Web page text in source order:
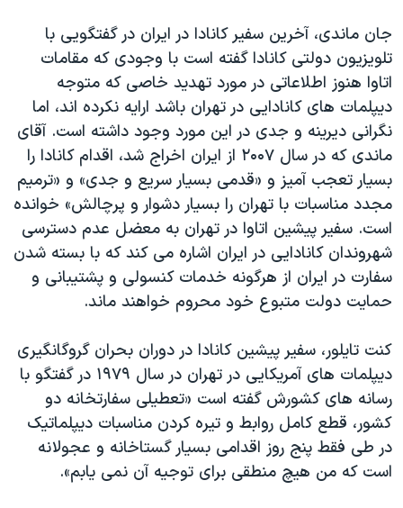
جان ماندی، آخرین سفیر کانادا در ایران در گفتگویی با
تلویزیون دولتی کانادا گفته است با وجودی که مقامات
اتاوا هنوز اطلاعاتی در مورد تهدید خاصی که متوجه
دیپلمات های کانادایی در تهران باشد ارایه نکرده اند، اما
نگرانی دیرینه و جدی در این مورد وجود داشته است. آقای
ماندی که در سال ۲۰۰۷ از ایران اخراج شد، اقدام کانادا را
بسیار تعجب آمیز و «قدمی بسیار سریع و جدی» و «ترمیم
مجدد مناسبات با تهران را بسیار دشوار و پرچالش» خوانده
است. سفیر پیشین اتاوا در تهران به معضل عدم دسترسی
شهروندان کانادایی در ایران اشاره می کند که با بسته شدن
سفارت در ایران از هرگونه خدمات کنسولی و پشتیبانی و
حمایت دولت متبوع خود محروم خواهند ماند.
کنت تایلور، سفیر پیشین کانادا در دوران بحران گروگانگیری
دیپلمات های آمریکایی در تهران در سال ۱۹۷۹ در گفتگو با
رسانه های کشورش گفته است «تعطیلی سفارتخانه دو
کشور، قطع کامل روابط و تیره کردن مناسبات دیپلماتیک
در طی فقط پنج روز اقدامی بسیار گستاخانه و عجولانه
است که من هیچ منطقی برای توجیه آن نمی یابم».